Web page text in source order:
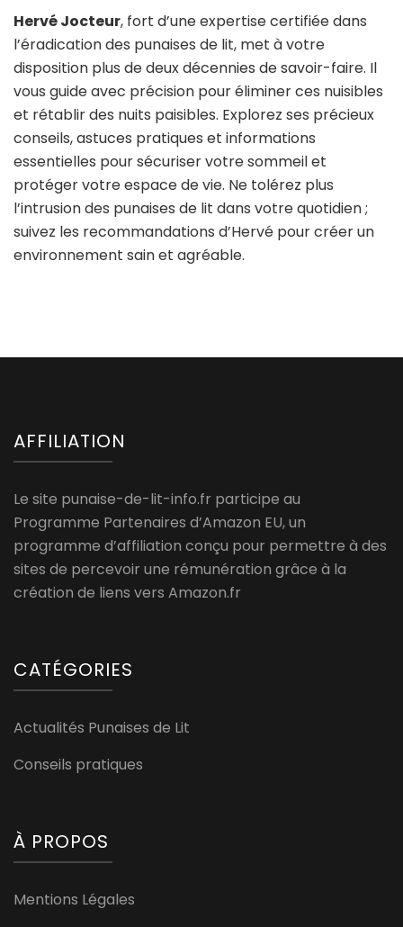
Hervé Jocteur, fort d’une expertise certifiée dans
l’éradication des punaises de lit, met à votre
disposition plus de deux décennies de savoir-faire. Il
vous guide avec précision pour éliminer ces nuisibles
et rétablir des nuits paisibles. Explorez ses précieux
conseils, astuces pratiques et informations
essentielles pour sécuriser votre sommeil et
protéger votre espace de vie. Ne tolérez plus
l’intrusion des punaises de lit dans votre quotidien ;
suivez les recommandations d’Hervé pour créer un
environnement sain et agréable.
AFFILIATION
Le site punaise-de-lit-info.fr participe au
Programme Partenaires d’Amazon EU, un
programme d’affiliation conçu pour permettre à des
sites de percevoir une rémunération grâce à la
création de liens vers Amazon.fr
CATÉGORIES
Actualités Punaises de Lit
Conseils pratiques
À PROPOS
Mentions Légales